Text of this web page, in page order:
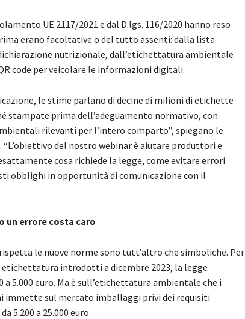
UE 2117/2021 e dal D.lgs. 116/2020 hanno reso
erano facoltative o del tutto assenti: dalla lista
nutrizionale, dall’etichettatura ambientale
code per veicolare le informazioni digitali.
le stime parlano di decine di milioni di etichette
stampate prima dell’adeguamento normativo, con
rilevanti per l’intero comparto”, spiegano le
“L’obiettivo del nostro webinar è aiutare produttori e
cosa richiede la legge, come evitare errori
obblighi in opportunità di comunicazione con il
un errore costa caro
le nuove norme sono tutt’altro che simboliche. Per
introdotti a dicembre 2023, la legge
a 5.000 euro. Ma è sull’etichettatura ambientale che i
immette sul mercato imballaggi privi dei requisiti
5.200 a 25.000 euro.